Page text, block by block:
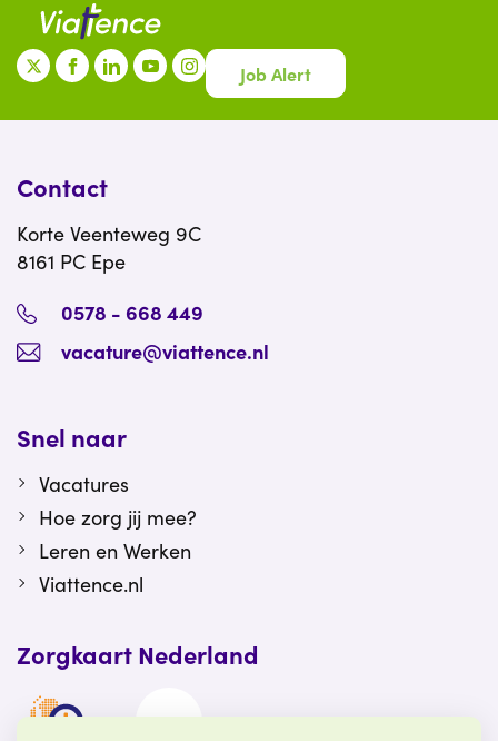
Job Alert
Contact
Korte Veenteweg 9C
8161 PC Epe
0578 - 668 449
vacature@viattence.nl
Snel naar
Vacatures
Hoe zorg jij mee?
Leren en Werken
Viattence.nl
Zorgkaart Nederland